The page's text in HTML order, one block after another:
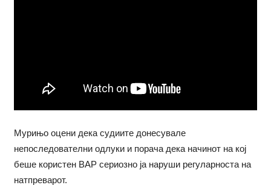
Мурињо оцени дека судиите донесувале
непоследователни одлуки и порача дека начинот на кој
беше користен ВАР сериозно ја наруши регуларноста на
натпреварот.